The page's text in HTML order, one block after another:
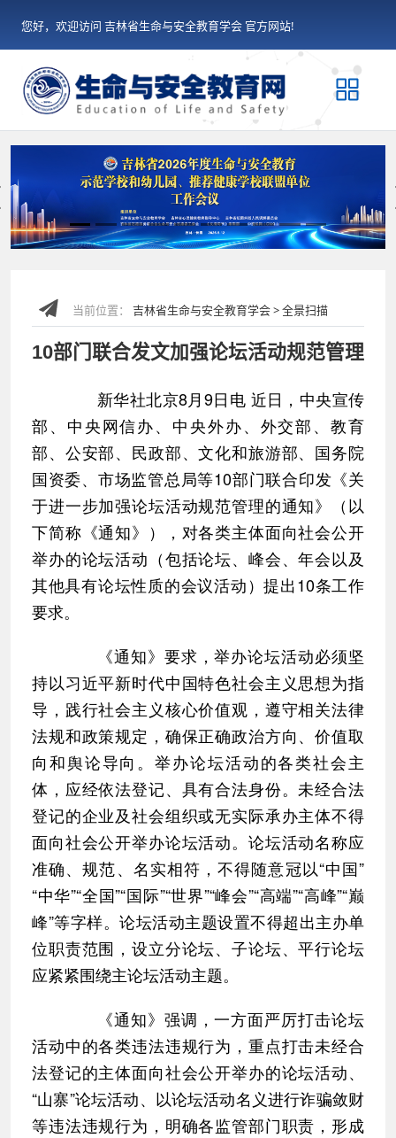
您好，欢迎访问 吉林省生命与安全教育学会 官方网站!
当前位置： 吉林省生命与安全教育学会 > 全景扫描
10部门联合发文加强论坛活动规范管理
新华社北京8月9日电 近日，中央宣传
部、中央网信办、中央外办、外交部、教育
部、公安部、民政部、文化和旅游部、国务院
国资委、市场监管总局等10部门联合印发《关
于进一步加强论坛活动规范管理的通知》（以
下简称《通知》），对各类主体面向社会公开
举办的论坛活动（包括论坛、峰会、年会以及
其他具有论坛性质的会议活动）提出10条工作
要求。
《通知》要求，举办论坛活动必须坚
持以习近平新时代中国特色社会主义思想为指
导，践行社会主义核心价值观，遵守相关法律
法规和政策规定，确保正确政治方向、价值取
向和舆论导向。举办论坛活动的各类社会主
体，应经依法登记、具有合法身份。未经合法
登记的企业及社会组织或无实际承办主体不得
面向社会公开举办论坛活动。论坛活动名称应
准确、规范、名实相符，不得随意冠以“中国”
“中华”“全国”“国际”“世界”“峰会”“高端”“高峰”“巅
峰”等字样。论坛活动主题设置不得超出主办单
位职责范围，设立分论坛、子论坛、平行论坛
应紧紧围绕主论坛活动主题。
《通知》强调，一方面严厉打击论坛
活动中的各类违法违规行为，重点打击未经合
法登记的主体面向社会公开举办的论坛活动、
“山寨”论坛活动、以论坛活动名义进行诈骗敛财
等违法违规行为，明确各监管部门职责，形成